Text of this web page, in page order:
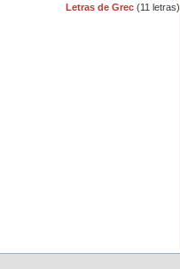
Letras de Grec (11 letras)